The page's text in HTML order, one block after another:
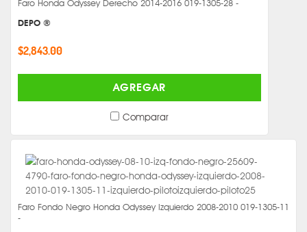
Faro Honda Odyssey Derecho 2014-2016 019-1305-28 -
DEPO ®
$2,843.00
AGREGAR
Comparar
Faro Fondo Negro Honda Odyssey Izquierdo 2008-2010 019-1305-11
-